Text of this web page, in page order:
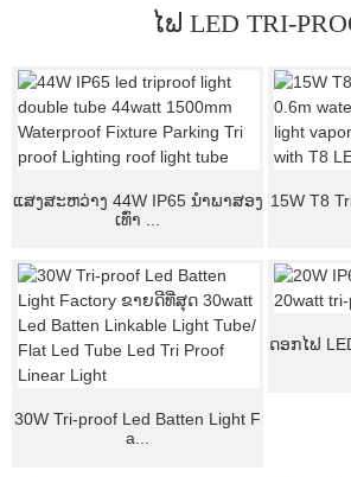
ໄຟ LED TRI-
ແສງສະຫວ່າງ 44W IP65 ນໍາພາສອງ
ເທົ່າ ...
15W T8
30W Tri-proof Led Batten Light F
a...
ດອກໄຟ